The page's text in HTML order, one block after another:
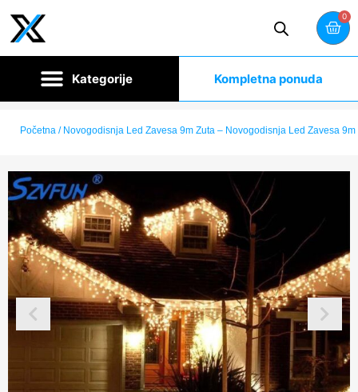
0
Kompletna ponuda
Početna / Novogodisnja Led Zavesa 9m Zuta – Novogodisnja Led Zavesa 9m